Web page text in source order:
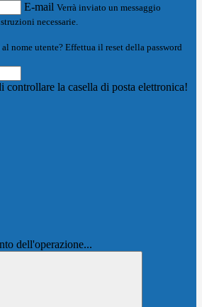
E-mail Verrà inviato un messaggio
necessarie.
nome utente? Effettua il reset della password
controllare la casella di posta elettronica!
dell'operazione...